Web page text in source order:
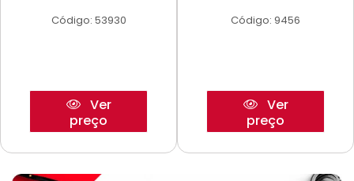
Código: 53930
Ver
preço
Código: 9456
Ver
preço